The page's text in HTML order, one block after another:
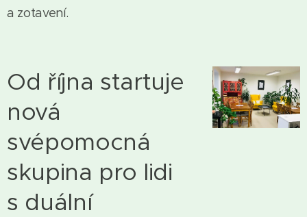
a zotavení.
Od října startuje
nová
svépomocná
skupina pro lidi
s duální